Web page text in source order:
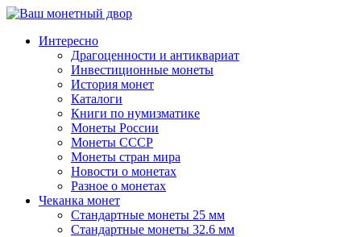
↓
основному
содержимому
Интересно
Драгоценности и антиквариат
Инвестиционные монеты
История монет
Каталоги
Книги по нумизматике
Монеты России
Монеты СССР
Монеты стран мира
Новости о монетах
Разное о монетах
Чеканка монет
Стандартные монеты 25 мм
Стандартные монеты 32.6 мм